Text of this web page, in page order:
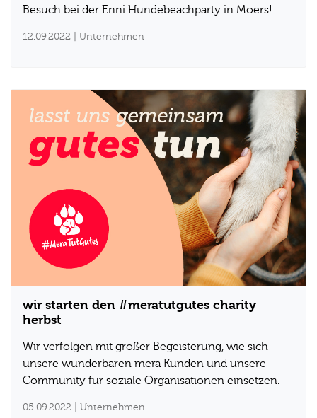
Besuch bei der Enni Hundebeachparty in Moers!
12.09.2022 | Unternehmen
wir starten den #meratutgutes charity
herbst
Wir verfolgen mit großer Begeisterung, wie sich
unsere wunderbaren mera Kunden und unsere
Community für soziale Organisationen einsetzen.
05.09.2022 | Unternehmen